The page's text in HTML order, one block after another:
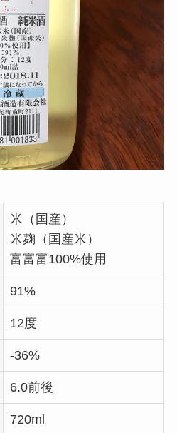
米（国産）
米麹（国産米）
富富富100%使用
91%
12度
-36%
6.0前後
720ml